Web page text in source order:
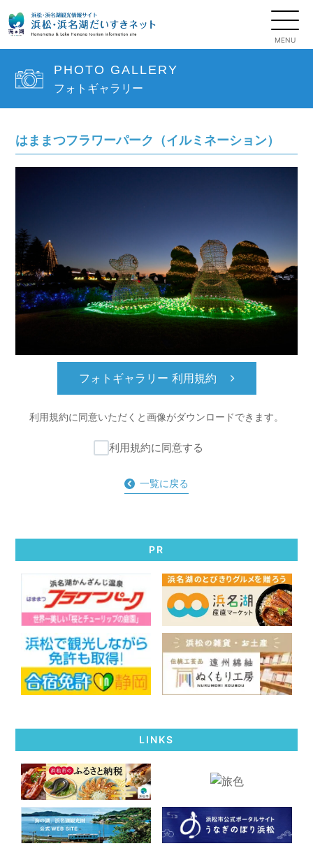
PHOTO GALLERY
フォトギャラリー
はままつフラワーパーク（イルミネーション）
フォトギャラリー 利用規約
利用規約に同意いただくと画像がダウンロードできます。
利用規約に同意する
一覧に戻る
PR
LINKS